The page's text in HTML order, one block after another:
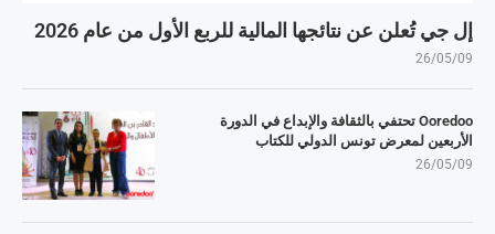
إل جي تُعلن عن نتائجها المالية للربع الأول من عام 2026
26/05/09
Ooredoo تحتفي بالثقافة والإبداع في الدورة
الأربعين لمعرض تونس الدولي للكتاب
26/05/09